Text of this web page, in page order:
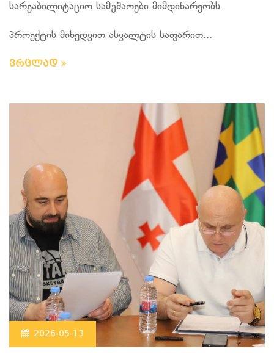
სარეაბილიტაციო სამუშაოები მიმდინარეობს.
პროექტის მიხედვით ასვალტის საფარით...
ვრცლად
2026-05-13